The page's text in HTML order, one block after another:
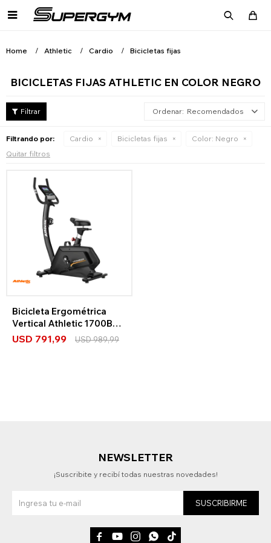

Home Athletic Cardio Bicicletas fijas
BICICLETAS FIJAS ATHLETIC EN COLOR NEGRO
Recomendados
Filtrando por: Cardio Bicicletas fijas Color: Negro
Quitar filtros
Bicicleta Ergométrica
Vertical Athletic 1700BVP
Bluetooth
USD 791,99 USD989,99
NEWSLETTER
¡Suscribite y recibí todas nuestras novedades!
SUSCRIBIRME
    